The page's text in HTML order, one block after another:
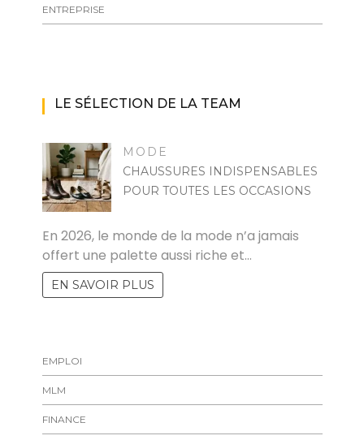
ENTREPRISE
LE SÉLECTION DE LA TEAM
MODE
CHAUSSURES INDISPENSABLES
POUR TOUTES LES OCCASIONS
En 2026, le monde de la mode n’a jamais
offert une palette aussi riche et…
EN SAVOIR PLUS
EMPLOI
MLM
FINANCE